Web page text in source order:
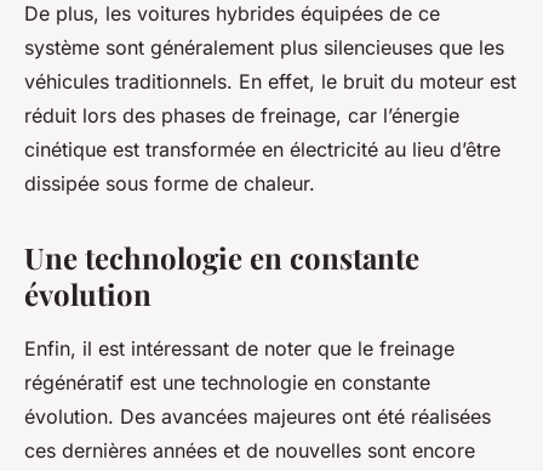
De plus, les voitures hybrides équipées de ce
système sont généralement plus silencieuses que les
véhicules traditionnels. En effet, le bruit du moteur est
réduit lors des phases de freinage, car l’énergie
cinétique est transformée en électricité au lieu d’être
dissipée sous forme de chaleur.
Une technologie en constante
évolution
Enfin, il est intéressant de noter que le freinage
régénératif est une technologie en constante
évolution. Des avancées majeures ont été réalisées
ces dernières années et de nouvelles sont encore